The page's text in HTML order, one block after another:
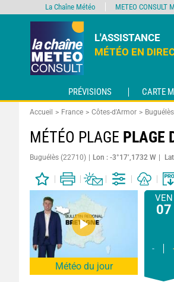
L'ASSISTANCE
MÉTÉO EN
PRÉVISIONS CARTE
Accueil France Côtes-d'Armor Buguélès
MÉTÉO PLAGE PLAGE
Buguélès (22710) Lon : -3°17’,1732 W
Météo du jour
VEN
07
-
La Chaîne Météo METEO CONSULT